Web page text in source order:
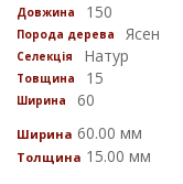
Довжина 150
Порода дерева Ясен
Селекція Натур
Товщина 15
Ширина 60
Ширина 60.00 мм
Толщина 15.00 мм